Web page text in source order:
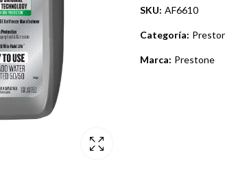
SKU: AF6610
Categoría:
Marca: Prestone